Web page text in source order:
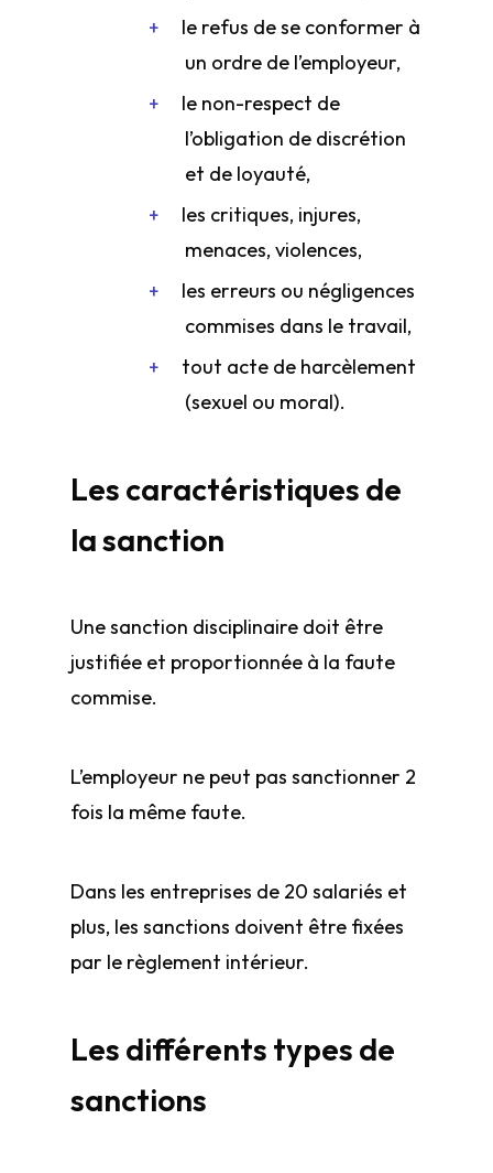
le refus de se conformer à
un ordre de l’employeur,
le non-respect de
l’obligation de discrétion
et de loyauté,
les critiques, injures,
menaces, violences,
les erreurs ou négligences
commises dans le travail,
tout acte de harcèlement
(sexuel ou moral).
Les caractéristiques de
la sanction
Une sanction disciplinaire doit être
justifiée et proportionnée à la faute
commise.
L’employeur ne peut pas sanctionner 2
fois la même faute.
Dans les entreprises de 20 salariés et
plus, les sanctions doivent être fixées
par le règlement intérieur.
Les différents types de
sanctions